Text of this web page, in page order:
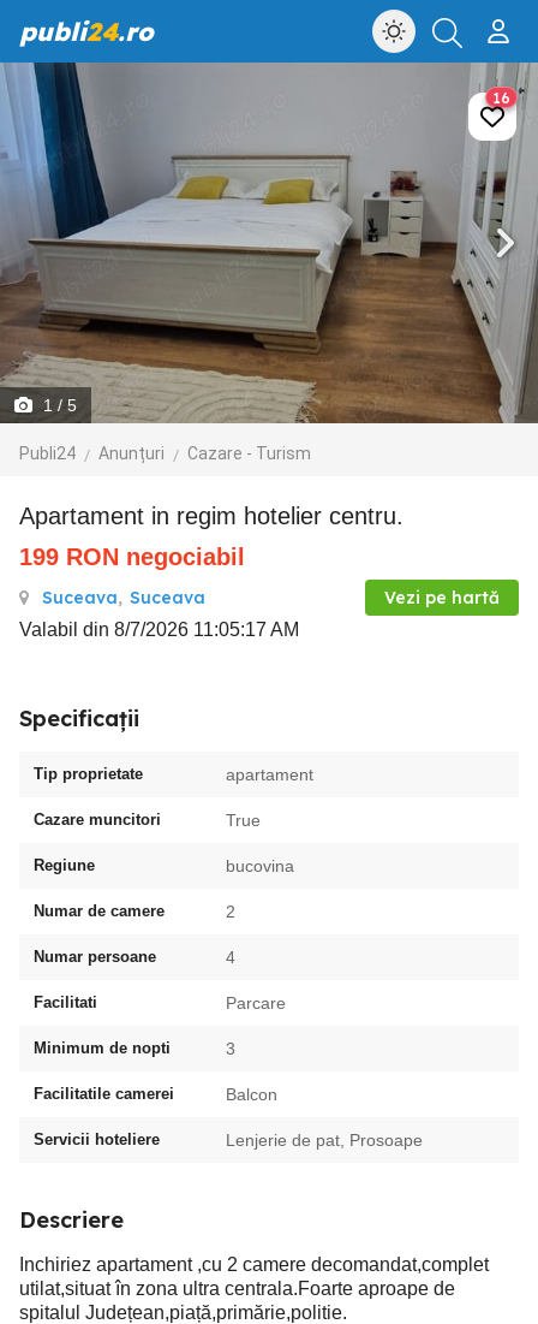
publi24.ro
1 / 5
Publi24 Anunțuri Cazare - Turism
16
Apartament in regim hotelier centru.
199 RON negociabil
Suceava, Suceava Vezi pe hartă
Valabil din 8/7/2026 11:05:17 AM
Specificații
Tip proprietate apartament
Cazare muncitori True
Regiune bucovina
Numar de camere 2
Numar persoane 4
Facilitati Parcare
Minimum de nopti 3
Facilitatile camerei Balcon
Servicii hoteliere Lenjerie de pat, Prosoape
Descriere
Inchiriez apartament ,cu 2 camere decomandat,complet
utilat,situat în zona ultra centrala.Foarte aproape de
spitalul Județean,piață,primărie,politie.